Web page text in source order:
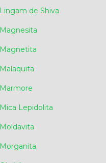
Lingam de Shiva
Magnesita
Magnetita
Malaquita
Marmore
Mica Lepidolita
Moldavita
Morganita